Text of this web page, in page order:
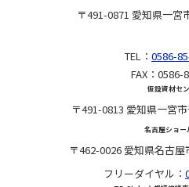
〒491-0871 愛知県一宮
TEL： 0586-
FAX：0586-
仮設資材セ
〒491-0813 愛知県一宮
名古屋ショー
〒462-0026 愛知県名古
フリーダイヤル：